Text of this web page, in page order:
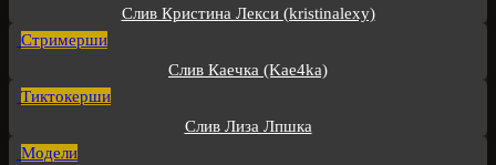
Слив Кристина Лекси (kristinalexy)
Стримерши
Слив Каечка (Kae4ka)
Тиктокерши
Слив Лиза Лпшка
Модели